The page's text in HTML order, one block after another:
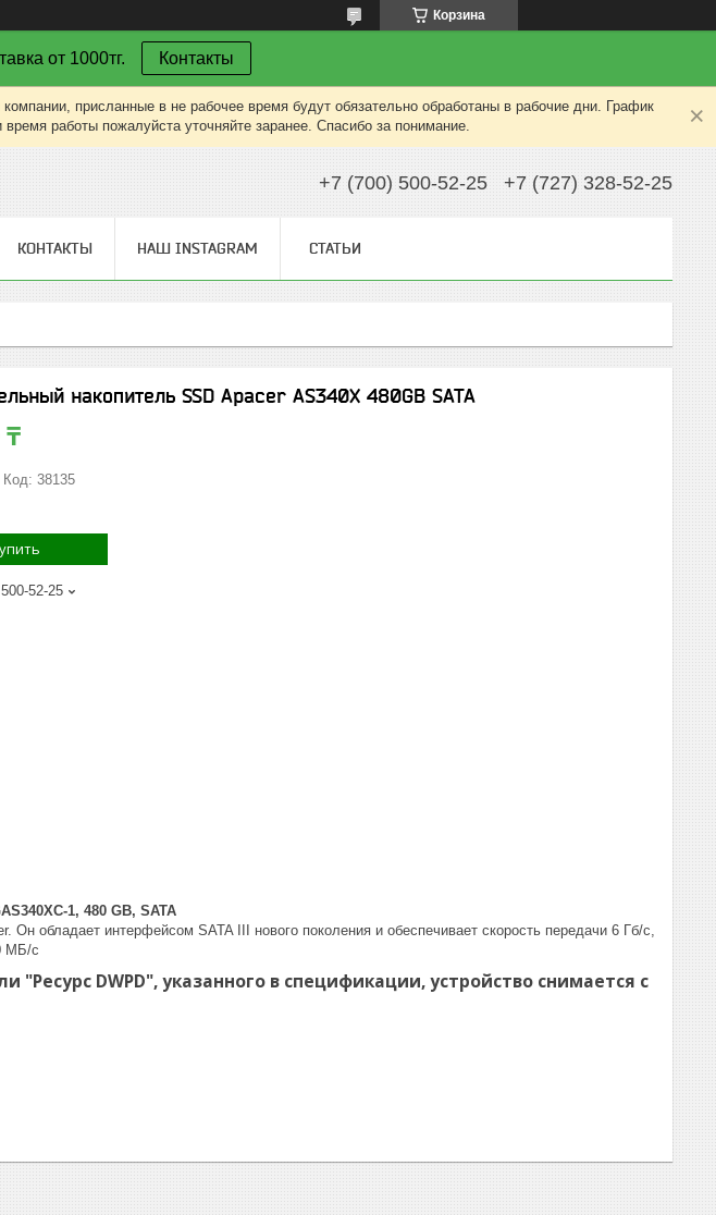
Корзина
от 1000тг. Контакты
присланные в не рабочее время будут обязательно обработаны в рабочие дни. График
работы пожалуйста уточняйте заранее. Спасибо за понимание.
+7 (700) 500-52-25 +7 (727) 328-52-25
КОНТАКТЫ НАШ INSTAGRAM СТАТЬИ
накопитель SSD Apacer AS340X 480GB SATA
₸
Код: 38135
52-25
1, 480 GB, SATA
Он обладает интерфейсом SATA III нового поколения и обеспечивает скорость передачи 6 Гб/с,
МБ/с
DWPD", указанного в спецификации, устройство снимается с